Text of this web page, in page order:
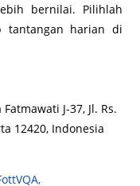
bernilai. Pilihlah
tantangan harian di
J-37, Jl. Rs.
12420, Indonesia